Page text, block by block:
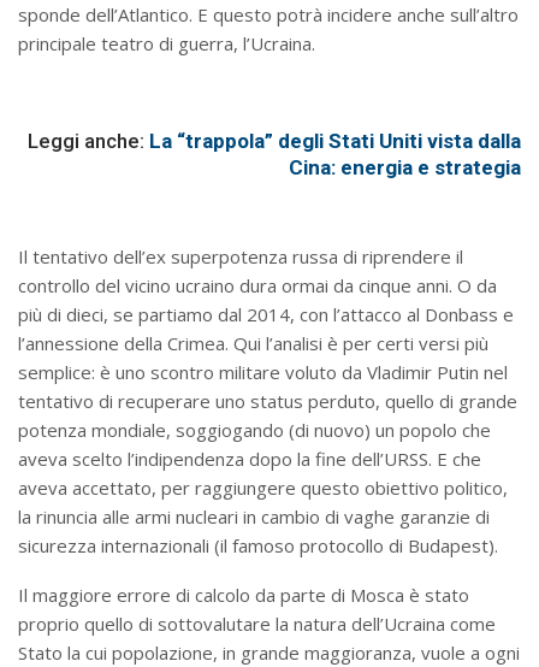
sponde dell’Atlantico. E questo potrà incidere anche sull’altro
principale teatro di guerra, l’Ucraina.
Leggi anche: La “trappola” degli Stati Uniti vista dalla
Cina: energia e strategia
Il tentativo dell’ex superpotenza russa di riprendere il
controllo del vicino ucraino dura ormai da cinque anni. O da
più di dieci, se partiamo dal 2014, con l’attacco al Donbass e
l’annessione della Crimea. Qui l’analisi è per certi versi più
semplice: è uno scontro militare voluto da Vladimir Putin nel
tentativo di recuperare uno status perduto, quello di grande
potenza mondiale, soggiogando (di nuovo) un popolo che
aveva scelto l’indipendenza dopo la fine dell’URSS. E che
aveva accettato, per raggiungere questo obiettivo politico,
la rinuncia alle armi nucleari in cambio di vaghe garanzie di
sicurezza internazionali (il famoso protocollo di Budapest).
Il maggiore errore di calcolo da parte di Mosca è stato
proprio quello di sottovalutare la natura dell’Ucraina come
Stato la cui popolazione, in grande maggioranza, vuole a ogni